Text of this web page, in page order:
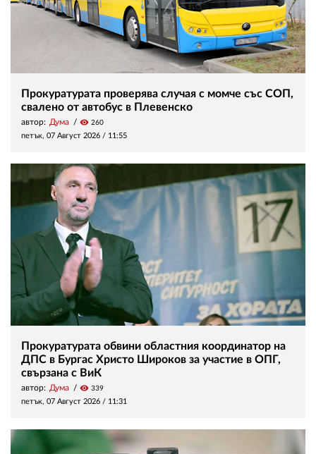
Прокуратурата проверява случая с момче със СОП,
свалено от автобус в Плевенско
автор: Дума visibility 260
петък, 07 Август 2026 / 11:55
Прокуратурата обвини областния координатор на
ДПС в Бургас Христо Широков за участие в ОПГ,
свързана с ВиК
автор: Дума visibility 339
петък, 07 Август 2026 / 11:31